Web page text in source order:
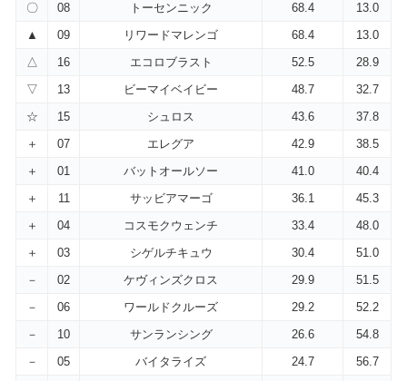
〇
08 トーセンニック 68.4
13.0
▲
09 リワードマレンゴ 68.4
13.0
△
16 エコロブラスト 52.5
28.9
▽
13 ビーマイベイビー 48.7
32.7
☆
15 シュロス 43.6
37.8
＋
07 エレグア 42.9
38.5
＋
01 バットオールソー 41.0
40.4
＋
11 サッビアマーゴ 36.1
45.3
＋
04 コスモクウェンチ 33.4
48.0
＋
03 シゲルチキュウ 30.4
51.0
－
02 ケヴィンズクロス 29.9
51.5
－
06 ワールドクルーズ 29.2
52.2
－
10 サンランシング 26.6
54.8
－
05 バイタライズ 24.7
56.7